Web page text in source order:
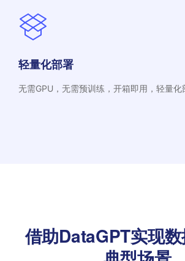
轻量化部署
无需GPU，无需预训练，开箱即用，轻量化
借助DataGPT实现